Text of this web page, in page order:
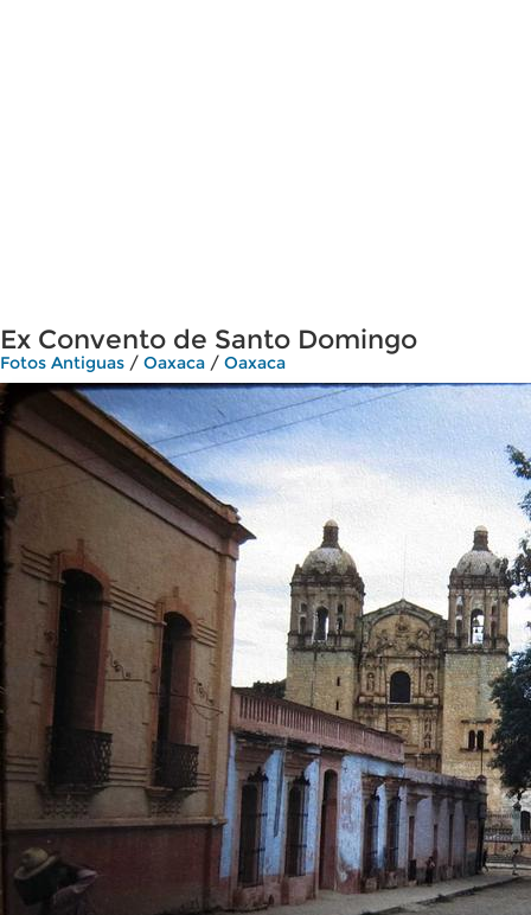
Ex Convento de Santo Domingo
Fotos Antiguas / Oaxaca / Oaxaca